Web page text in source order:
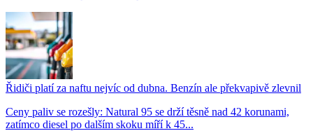
Řidiči platí za naftu nejvíc od dubna. Benzín ale překvapivě zlevnil
Ceny paliv se rozešly: Natural 95 se drží těsně nad 42 korunami,
zatímco diesel po dalším skoku míří k 45...